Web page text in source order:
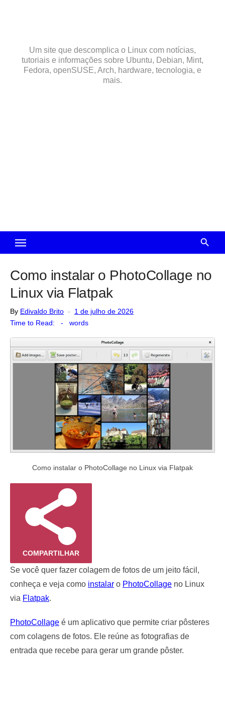
Um site que descomplica o Linux com notícias,
tutoriais e informações sobre Ubuntu, Debian, Mint,
Fedora, openSUSE, Arch, hardware, tecnologia, e
mais.
Como instalar o PhotoCollage no
Linux via Flatpak
By Edivaldo Brito
Posted
1 de julho de 2026
Time to Read:
- words
Como instalar o PhotoCollage no Linux via Flatpak
COMPARTILHAR
Se você quer fazer colagem de fotos de um jeito fácil,
conheça e veja como instalar o PhotoCollage no Linux
via Flatpak.
PhotoCollage é um aplicativo que permite criar pôsteres
com colagens de fotos. Ele reúne as fotografias de
entrada que recebe para gerar um grande pôster.